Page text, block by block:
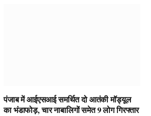
पंजाब में आईएसआई समर्थित दो आतंकी मॉड्यूल
का भंडाफोड़, चार नाबालिगों समेत 9 लोग गिरफ्तार